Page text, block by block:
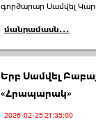
գործարար Սամվել
մանրամասն...
Երբ Սամվել
«Հրապարակ»
2026-02-25 21:35:00